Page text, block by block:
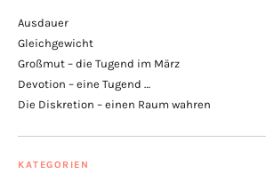
Ausdauer
Gleichgewicht
Großmut – die Tugend im März
Devotion – eine Tugend …
Die Diskretion – einen Raum wahren
KATEGORIEN